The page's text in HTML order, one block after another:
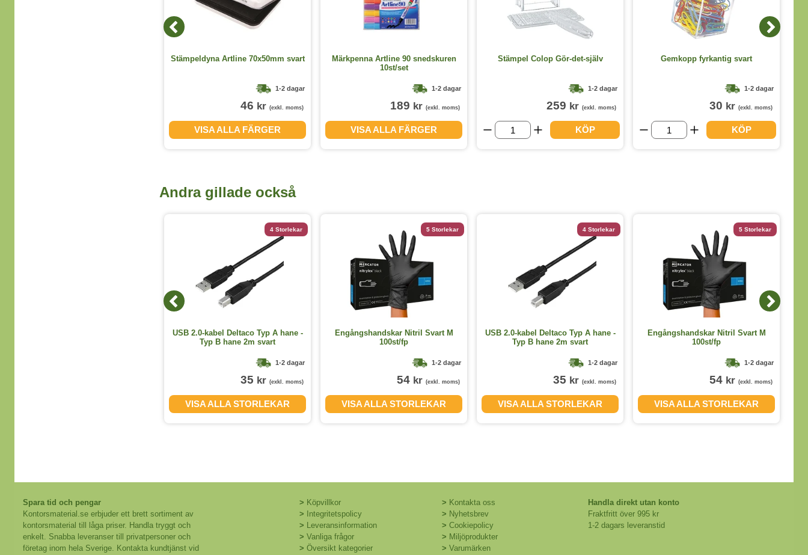
Stämpeldyna Artline 70x50mm svart
1-2 dagar
46 kr (exkl. moms)
VISA ALLA FÄRGER
Märkpenna Artline 90 snedskuren
10st/set
1-2 dagar
189 kr (exkl. moms)
VISA ALLA FÄRGER
Stämpel Colop Gör-det-själv
1-2 dagar
259 kr (exkl. moms)
KÖP
Gemkopp fyrkantig svart
1-2 dagar
30 kr (exkl. moms)
KÖP
Andra gillade också
4 Storlekar
USB 2.0-kabel Deltaco Typ A hane -
Typ B hane 2m svart
1-2 dagar
35 kr (exkl. moms)
VISA ALLA STORLEKAR
5 Storlekar
Engångshandskar Nitril Svart M
100st/fp
1-2 dagar
54 kr (exkl. moms)
VISA ALLA STORLEKAR
4 Storlekar
USB 2.0-kabel Deltaco Typ A hane -
Typ B hane 2m svart
1-2 dagar
35 kr (exkl. moms)
VISA ALLA STORLEKAR
5 Storlekar
Engångshandskar Nitril Svart M
100st/fp
1-2 dagar
54 kr (exkl. moms)
VISA ALLA STORLEKAR
Spara tid och pengar
Kontorsmaterial.se erbjuder ett brett sortiment av
kontorsmaterial till låga priser. Handla tryggt och
enkelt. Snabba leveranser till privatpersoner och
företag inom hela Sverige. Kontakta kundtjänst vid
> Köpvillkor
>
Integritetspolicy
> Leveransinformation
> Vanliga frågor
> Översikt kategorier
> Kontakta oss
> Nyhetsbrev
> Cookiepolicy
> Miljöprodukter
> Varumärken
Handla direkt utan konto
Fraktfritt över 995 kr
1-2 dagars leveranstid